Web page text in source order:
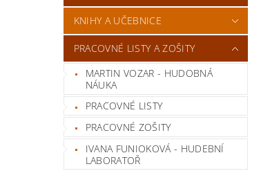
KNIHY A UČEBNICE
PRACOVNÉ LISTY A ZOŠITY
MARTIN VOZAR - HUDOBNÁ
NÁUKA
PRACOVNÉ LISTY
PRACOVNÉ ZOŠITY
IVANA FUNIOKOVÁ - HUDEBNÍ
LABORATOŘ